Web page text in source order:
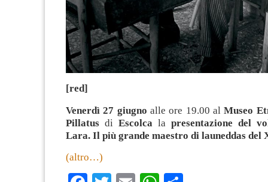
[red]
Venerdì 27 giugno alle ore 19.00 alMuseo
Pillatus di Escolca la presentazione del
Lara. Il più grande maestro di launeddas del
(altro…)